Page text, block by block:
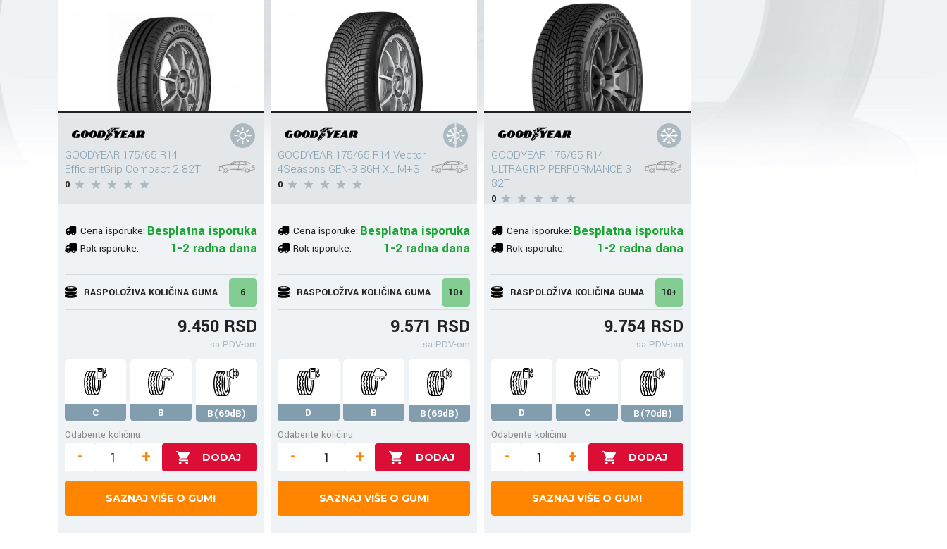
GOODYEAR 175/65 R14
EfficientGrip Compact 2 82T
0
Cena isporuke: Besplatna isporuka
Rok isporuke: 1-2 radna dana
RASPOLOŽIVA KOLIČINA GUMA 6
9.450 RSD
sa PDV-om
C B
B(69dB)
Odaberite količinu
- +
SAZNAJ VIŠE O GUMI
GOODYEAR 175/65 R14 Vector
4Seasons GEN-3 86H XL M+S
0
Cena isporuke: Besplatna isporuka
Rok isporuke: 1-2 radna dana
RASPOLOŽIVA KOLIČINA GUMA 10+
9.571 RSD
sa PDV-om
D B
B(69dB)
Odaberite količinu
- +
SAZNAJ VIŠE O GUMI
GOODYEAR 175/65 R14
ULTRAGRIP PERFORMANCE 3
82T
0
Cena isporuke: Besplatna isporuka
Rok isporuke: 1-2 radna dana
RASPOLOŽIVA KOLIČINA GUMA 10+
9.754 RSD
sa PDV-om
D C
B(70dB)
Odaberite količinu
- +
SAZNAJ VIŠE O GUMI